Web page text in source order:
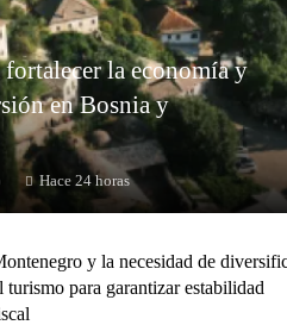
fortalecer la economía y
en Bosnia y
Hace 24 horas
y la necesidad de
turismo para garantizar estabilidad